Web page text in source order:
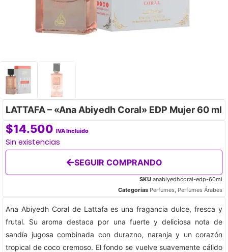
LATTAFA – «Ana Abiyedh Coral» EDP Mujer 60 ml
$14.500 IVA Incluido
Sin existencias
SEGUIR COMPRANDO
SKU anabiyedhcoral-edp-60ml
Categorías Perfumes, Perfumes Árabes
Ana Abiyedh Coral de Lattafa es una fragancia dulce, fresca y
frutal. Su aroma destaca por una fuerte y deliciosa nota de
sandía jugosa combinada con durazno, naranja y un corazón
tropical de coco cremoso. El fondo se vuelve suavemente cálido